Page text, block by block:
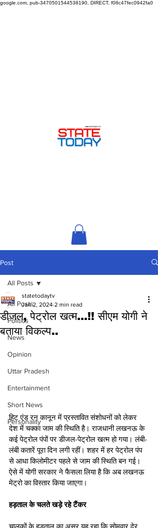
google.com, pub-3470501544538190, DIRECT, f08c47fec0942fa0
Post
All Posts
Politics
News
Opinion
Uttar Pradesh
Entertainment
Short News
Personality
All Posts
डीजल, पेट्रोल खत्म...!! सीएम योगी ने
बताया विकल्प..
statetodaytv
Jan 2, 2024 2 min read
हिट एंड रन कानून में प्रस्तावित संशोधनों को लेकर
देश में चक्का जाम की स्थिति है। राजधानी लखनऊ के
कई पेट्रोल पंपों पर डीजल-पेट्रोल खत्म हो गया। लंबी-
लंबी कतारें पूरा दिन लगी रहीं। शहर में हर पेट्रोल पंप
से आधा किलोमीटर पहले से जाम की स्थिति बन गई।
ऐसे में योगी सरकार ने फैसला लिया है कि अब लखनऊ
मेट्रो का विस्तार किया जाएगा।
हड़ताल के चलते खड़े रहे टैंकर